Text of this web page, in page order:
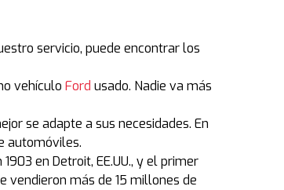
servicio, puede encontrar los
vehículoFord usado. Nadie va más
se adapte a sus necesidades. En
automóviles.
en Detroit, EE.UU., y el primer
vendieron más de 15 millones de